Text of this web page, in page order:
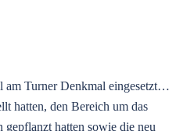
am Turner Denkmal eingesetzt…
hatten, den Bereich um das
hatten sowie die neu